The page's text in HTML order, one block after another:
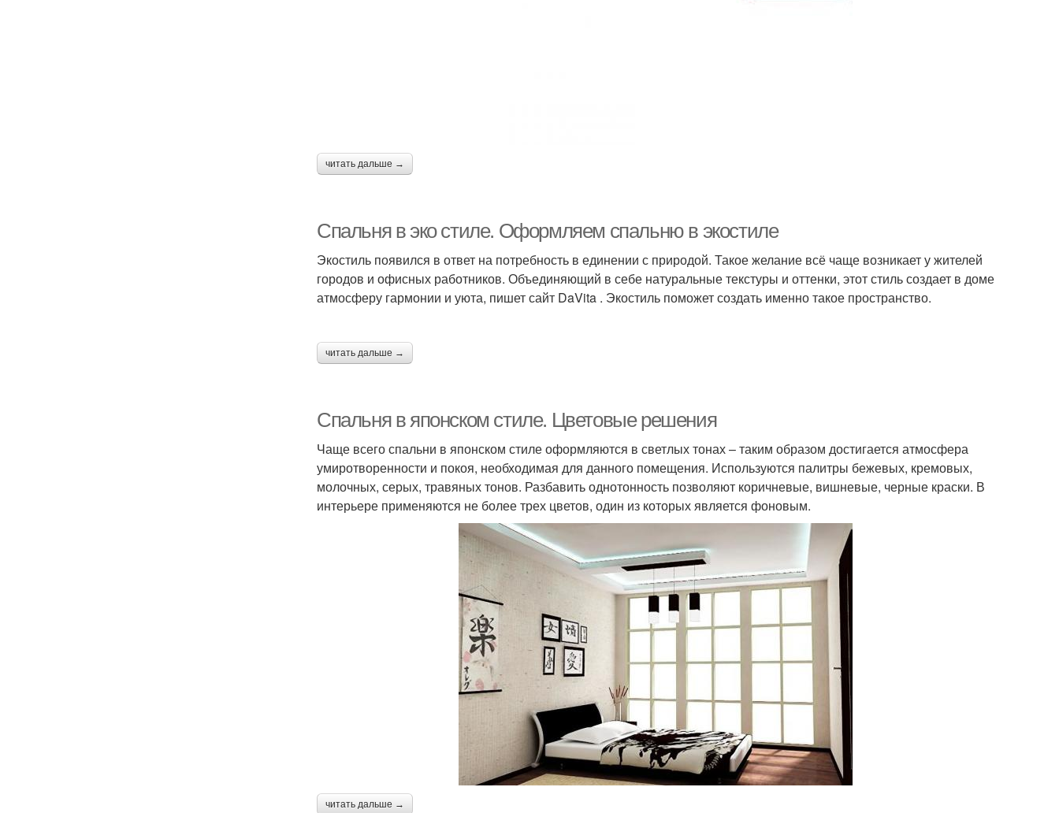
читать дальше →
Спальня в эко стиле. Оформляем спальню в экостиле
Экостиль появился в ответ на потребность в единении с природой. Такое желание всё чаще возникает у жителей
городов и офисных работников. Объединяющий в себе натуральные текстуры и оттенки, этот стиль создает в доме
атмосферу гармонии и уюта, пишет сайт DaVita . Экостиль поможет создать именно такое пространство.
читать дальше →
Спальня в японском стиле. Цветовые решения
Чаще всего спальни в японском стиле оформляются в светлых тонах – таким образом достигается атмосфера
умиротворенности и покоя, необходимая для данного помещения. Используются палитры бежевых, кремовых,
молочных, серых, травяных тонов. Разбавить однотонность позволяют коричневые, вишневые, черные краски. В
интерьере применяются не более трех цветов, один из которых является фоновым.
читать дальше →